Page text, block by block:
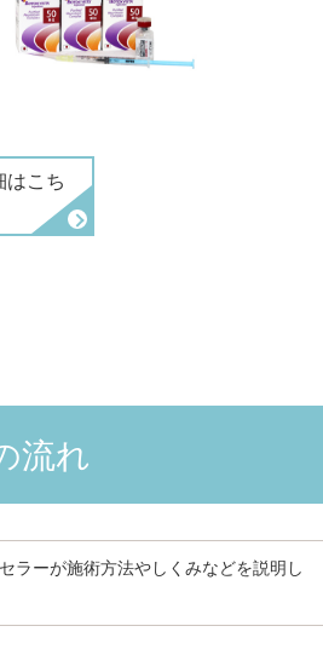
はこち
流れ
ラーが施術方法やしくみなどを説明し